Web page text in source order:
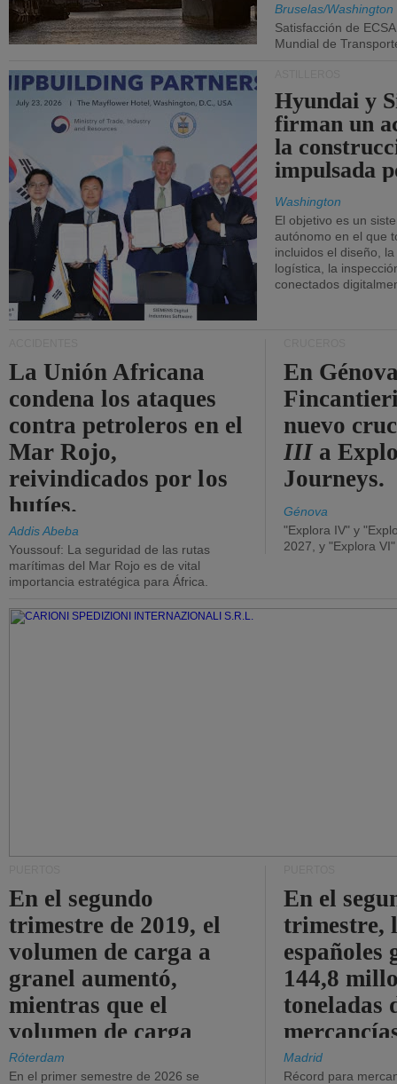
Bruselas/Washington
Satisfacción de
Mundial de
Hyundai y
firman un
la
impulsada
Washington
El objetivo es un
autónomo en el que
incluidos el diseño,
logística, la
conectados
La Unión Africana
condena los ataques
contra petroleros en el
Mar Rojo,
reivindicados por los
hutíes.
Addis Abeba
Youssouf: La seguridad de las rutas
marítimas del Mar Rojo es de vital
importancia estratégica para África.
En
nuevo
III a
Journeys.
Génova
"Explora IV" y
2027, y "Explora
En el segundo
trimestre de 2019, el
volumen de carga a
granel aumentó,
mientras que el
volumen de carga
general disminuyó.
Róterdam
En el primer semestre de 2026 se
En el
trimestre,
españoles
144,8
toneladas
Madrid
Récord para